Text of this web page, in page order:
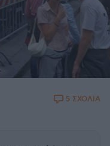
5 ΣΧΟΛΙΑ